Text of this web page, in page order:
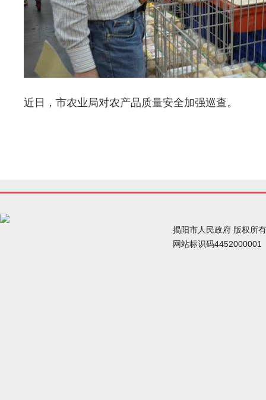
近日，市农业局对农产品质量安全加强巡查。
揭阳市人民政府 版权所
网站标识码